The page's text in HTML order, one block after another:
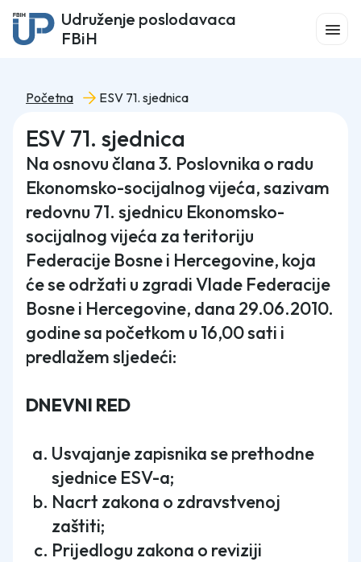
Udruženje poslodavaca
FBiH
Početna ESV 71. sjednica
ESV 71. sjednica
Na osnovu člana 3. Poslovnika o radu
Ekonomsko-socijalnog vijeća, sazivam
redovnu 71. sjednicu Ekonomsko-
socijalnog vijeća za teritoriju
Federacije Bosne i Hercegovine, koja
će se održati u zgradi Vlade Federacije
Bosne i Hercegovine, dana 29.06.2010.
godine sa početkom u 16,00 sati i
predlažem sljedeći:
DNEVNI RED
Usvajanje zapisnika se prethodne
sjednice ESV-a;
Nacrt zakona o zdravstvenoj
zaštiti;
Prijedlogu zakona o reviziji